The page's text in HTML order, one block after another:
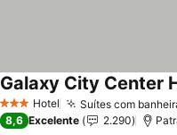
3 EstrelasHotel Suítes com
Galaxy City Center
8,6 Excelente 2.290